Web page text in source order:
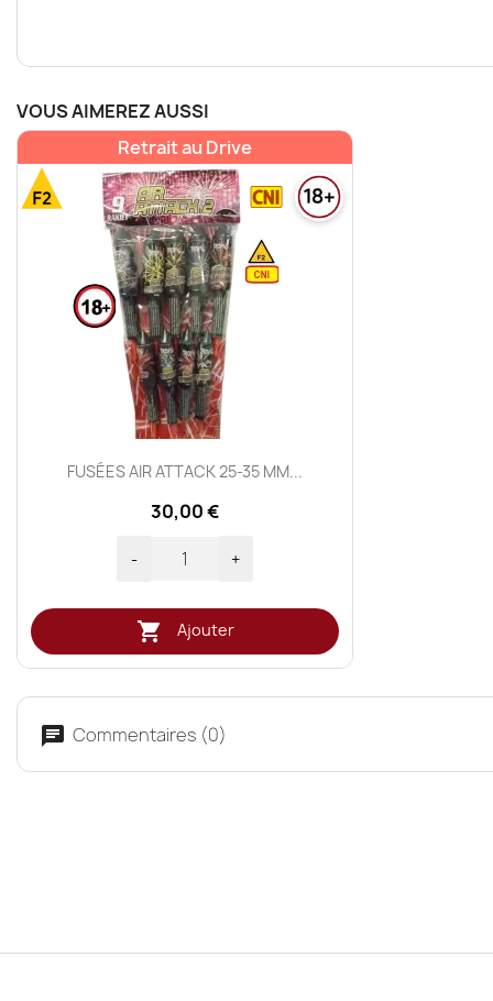
VOUS AIMEREZ AUSSI
Retrait au Drive
Aperçu rapide
FUSÉES AIR ATTACK 25-35 MM...
30,00 €
- +
 Ajouter
Commentaires (0)